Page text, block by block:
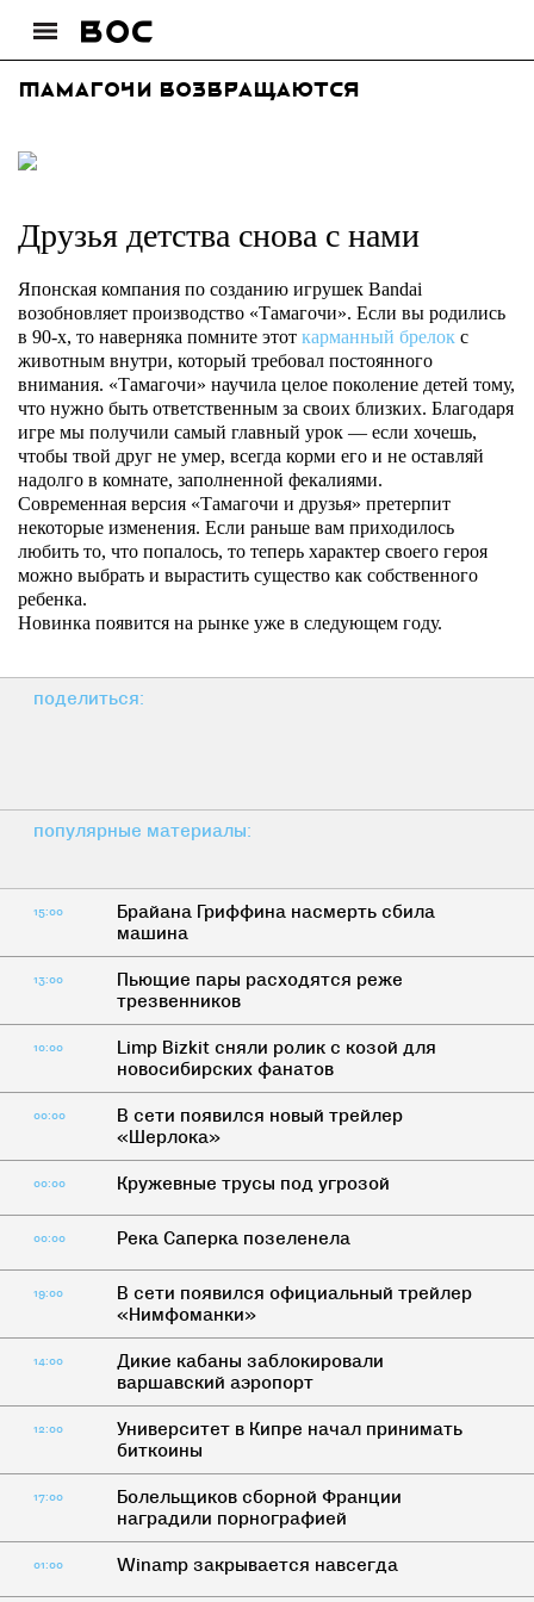
Тамагочи возвращаются
Друзья детства снова с нами
Японская компания по созданию игрушек Bandai
возобновляет производство «Тамагочи». Если вы родились
в 90-х, то наверняка помните этот карманный брелок с
животным внутри, который требовал постоянного
внимания. «Тамагочи» научила целое поколение детей тому,
что нужно быть ответственным за своих близких. Благодаря
игре мы получили самый главный урок — если хочешь,
чтобы твой друг не умер, всегда корми его и не оставляй
надолго в комнате, заполненной фекалиями.
Современная версия «Тамагочи и друзья» претерпит
некоторые изменения. Если раньше вам приходилось
любить то, что попалось, то теперь характер своего героя
можно выбрать и вырастить существо как собственного
ребенка.
Новинка появится на рынке уже в следующем году.
поделиться:
популярные материалы:
15:00
Брайана Гриффина насмерть сбила
машина
13:00
Пьющие пары расходятся реже
трезвенников
10:00
Limp Bizkit сняли ролик с козой для
новосибирских фанатов
00:00
В сети появился новый трейлер
«Шерлока»
00:00 Кружевные трусы под угрозой
00:00 Река Саперка позеленела
19:00
В сети появился официальный трейлер
«Нимфоманки»
14:00
Дикие кабаны заблокировали
варшавский аэропорт
12:00
Университет в Кипре начал принимать
биткоины
17:00
Болельщиков сборной Франции
наградили порнографией
01:00 Winamp закрывается навсегда